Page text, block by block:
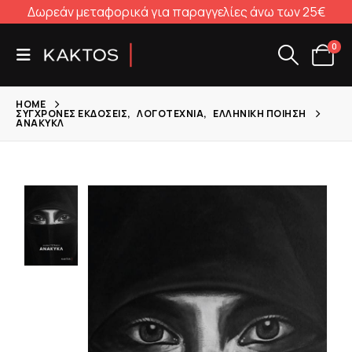
Δωρεάν μεταφορικά για παραγγελίες άνω των 25€
0
HOME
ΣΎΓΧΡΟΝΕΣ ΕΚΔΌΣΕΙΣ, ΛΟΓΟΤΕΧΝΊΑ, ΕΛΛΗΝΙΚΉ ΠΟΊΗΣΗ
ΑΝΑΚΥΚΛ